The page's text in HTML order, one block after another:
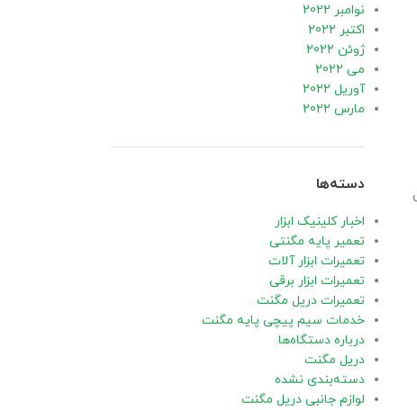
نوامبر 2022
اکتبر 2022
ژوئن 2022
می 2022
آوریل 2022
مارس 2022
دسته‌ها
اخبار کلینیک ابزار
تعمیر پایه مگنتی
تعمیرات ابزار آلات
تعمیرات ابزار برقی
تعمیرات دریل مگنت
خدمات سیم پیچی پایه مگنت
درباره دستگاه‌ها
دریل مگنت
دسته‌بندی نشده
لوازم جانبی دریل مگنت